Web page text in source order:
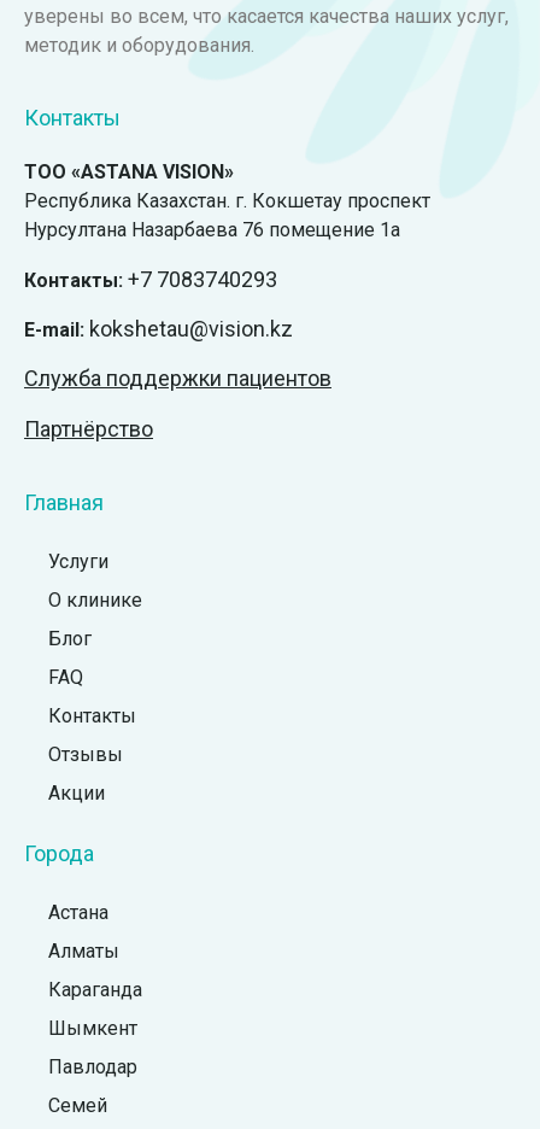
уверены во всем, что касается качества наших услуг,
методик и оборудования.
Контакты
ТОО «ASTANA VISION»
Республика Казахстан. г. Кокшетау проспект
Нурсултана Назарбаева 76 помещение 1а
Контакты: +7 7083740293
E-mail: kokshetau@vision.kz
Служба поддержки пациентов
Партнёрство
Главная
Услуги
О клинике
Блог
FAQ
Контакты
Отзывы
Акции
Города
Астана
Алматы
Караганда
Шымкент
Павлодар
Семей